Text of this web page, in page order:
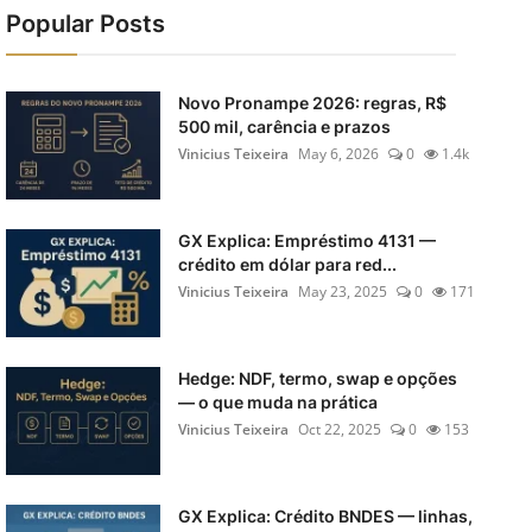
Popular Posts
Novo Pronampe 2026: regras, R$
500 mil, carência e prazos
Vinicius Teixeira May 6, 2026 0 1.4k
GX Explica: Empréstimo 4131 —
crédito em dólar para red...
Vinicius Teixeira May 23, 2025 0 171
Hedge: NDF, termo, swap e opções
— o que muda na prática
Vinicius Teixeira Oct 22, 2025 0 153
GX Explica: Crédito BNDES — linhas,